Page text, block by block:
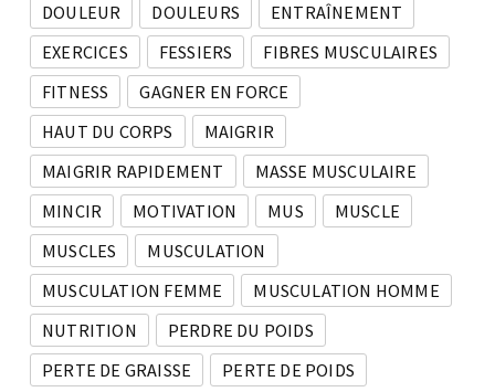
DOULEUR
DOULEURS
ENTRAÎNEMENT
EXERCICES
FESSIERS
FIBRES MUSCULAIRES
FITNESS
GAGNER EN FORCE
HAUT DU CORPS
MAIGRIR
MAIGRIR RAPIDEMENT
MASSE MUSCULAIRE
MINCIR
MOTIVATION MUS
MUSCLE
MUSCLES
MUSCULATION
MUSCULATION FEMME
MUSCULATION HOMME
NUTRITION
PERDRE DU POIDS
PERTE DE GRAISSE
PERTE DE POIDS